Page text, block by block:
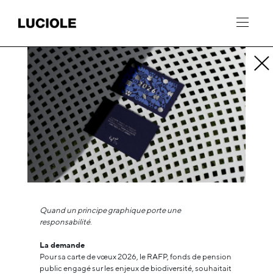
Quand un principe graphique porte une
responsabilité.
La demande
Pour sa carte de vœux 2026, le RAFP, fonds de pension
public engagé sur les enjeux de biodiversité, souhaitait